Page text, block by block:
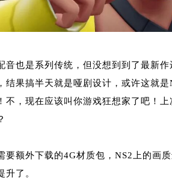
音也是系列传统，但没想到到了最新
结果搞半天就是哑剧设计，或许这就
不，现在应该叫你游戏狂想家了吧！
要额外下载的4G材质包，NS2上的画
升了。